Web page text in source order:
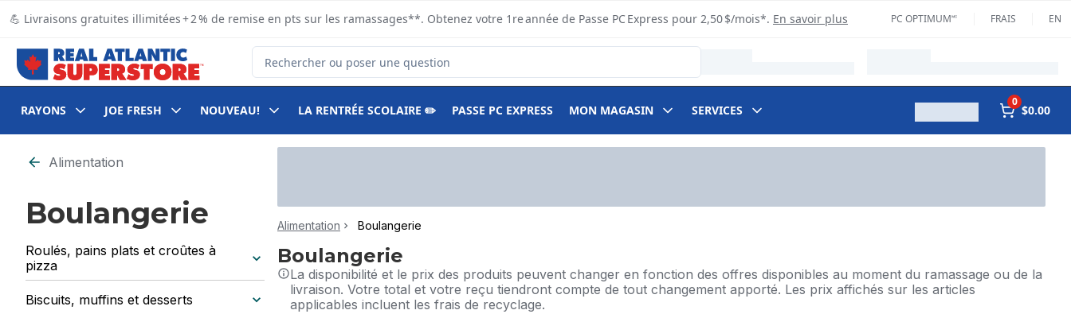
💪 Livraisons gratuites illimitées + 2 % de remise en pts sur les ramassages**. Obtenez votre 1re année de Passe PC Express pour 2,50 $/mois*. En savoir plus PC OPTIMUM🅪 FRAIS EN
Rechercher des produits
RAYONS JOE FRESH NOUVEAU! LA RENTRÉE SCOLAIRE ✏️ PASSE PC EXPRESS MON MAGASIN SERVICES
0
$0.00
Alimentation
Boulangerie
Roulés, pains plats et croûtes à
pizza
Biscuits, muffins et desserts
Alimentation Boulangerie
Boulangerie
La disponibilité et le prix des produits peuvent changer en fonction des offres disponibles au moment du ramassage ou de la
livraison. Votre total et votre reçu tiendront compte de tout changement apporté. Les prix affichés sur les articles
applicables incluent les frais de recyclage.